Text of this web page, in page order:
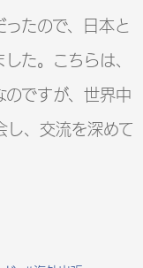
たので、日本と
た。こちらは、
のですが、世界中
し、交流を深めて